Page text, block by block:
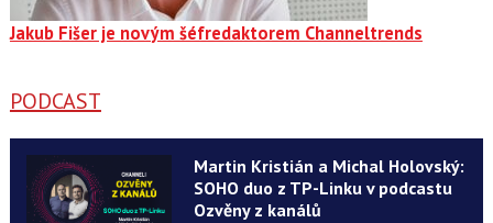
Jakub Fišer je novým šéfredaktorem Channeltrends
PODCAST
Martin Kristián a Michal Holovský:
SOHO duo z TP-Linku v podcastu
Ozvěny z kanálů